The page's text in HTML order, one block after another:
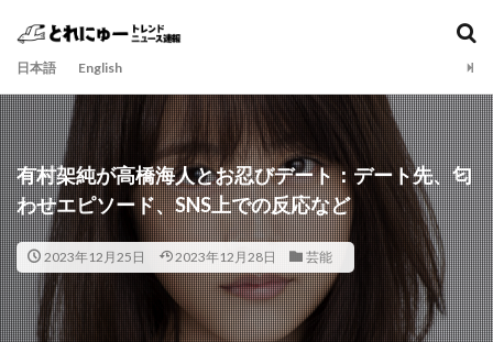
日本語 English
有村架純が高橋海人とお忍びデート：デート先、匂
わせエピソード、SNS上での反応など
2023年12月25日 2023年12月28日 芸能